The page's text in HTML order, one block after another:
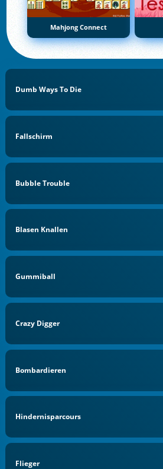
Mahjong Connect
Dumb Ways To Die
Fallschirm
Bubble Trouble
Blasen Knallen
Gummiball
Crazy Digger
Bombardieren
Hindernisparcours
Flieger